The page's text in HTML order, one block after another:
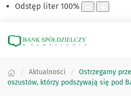
Odstęp liter 100%
Aktualności
Ostrzegamy
oszustów, którzy podszywają się pod